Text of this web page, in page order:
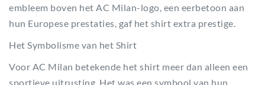
embleem boven het AC Milan-logo, een eerbetoon aan
hun Europese prestaties, gaf het shirt extra prestige.
Het Symbolisme van het Shirt
Voor AC Milan betekende het shirt meer dan alleen een
sportieve uitrusting. Het was een symbool van hun